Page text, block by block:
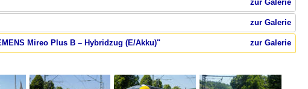
zur Galerie
zur Galerie
zur Galerie
Mireo Plus B – Hybridzug (E/Akku)"